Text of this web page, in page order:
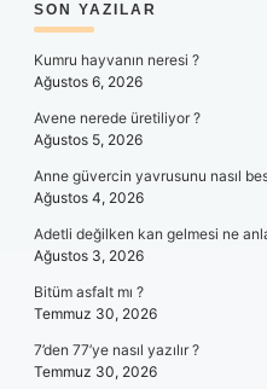
SIDEBAR
SON YAZILAR
Kumru hayvanın neresi ?
Ağustos 6, 2026
Avene nerede üretiliyor ?
Ağustos 5, 2026
Anne güvercin yavrusunu nasıl
Ağustos 4, 2026
Adetli değilken kan gelmesi ne
Ağustos 3, 2026
Bitüm asfalt mı ?
Temmuz 30, 2026
7’den 77’ye nasıl yazılır ?
Temmuz 30, 2026